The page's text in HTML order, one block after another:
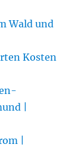
Wald und
Kosten
|
|